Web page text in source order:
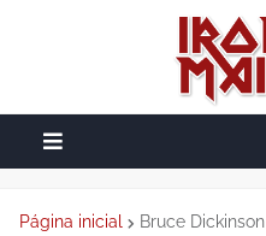
Página inicial Bruce Dickinson